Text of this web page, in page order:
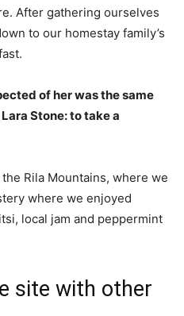
After gathering ourselves
to our homestay family’s
of her was the same
Stone: to take a
Rila Mountains, where we
where we enjoyed
local jam and peppermint
site with other